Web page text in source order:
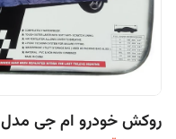
روکش خودرو ام جی مدل MG-T مناسب برای لیفان X60